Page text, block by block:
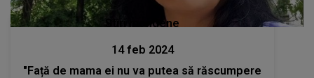
Stiri mondene
14 feb 2024
"Față de mama ei nu va putea să răscumpere